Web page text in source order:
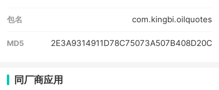
包名 com.kingbi.oilquotes
MD5 2E3A9314911D78C75073A507B408D20C
同厂商应用